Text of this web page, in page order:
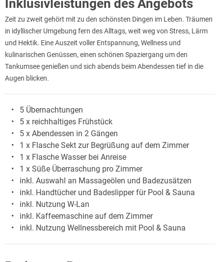
Inklusivleistungen des Angebots
Zeit zu zweit gehört mit zu den schönsten Dingen im Leben. Träumen
in idyllischer Umgebung fern des Alltags, weit weg von Stress, Lärm
und Hektik. Eine Auszeit voller Entspannung, Wellness und
kulinarischen Genüssen, einen schönen Spaziergang um den
Tankumsee genießen und sich abends beim Abendessen tief in die
Augen blicken.
5 Übernachtungen
5 x reichhaltiges Frühstück
5 x Abendessen in 2 Gängen
1 x Flasche Sekt zur Begrüßung auf dem Zimmer
1 x Flasche Wasser bei Anreise
1 x Süße Überraschung pro Zimmer
inkl. Auswahl an Massageölen und Badezusätzen
inkl. Handtücher und Badeslipper für Pool & Sauna
inkl. Nutzung W-Lan
inkl. Kaffeemaschine auf dem Zimmer
inkl. Nutzung Wellnessbereich mit Pool & Sauna